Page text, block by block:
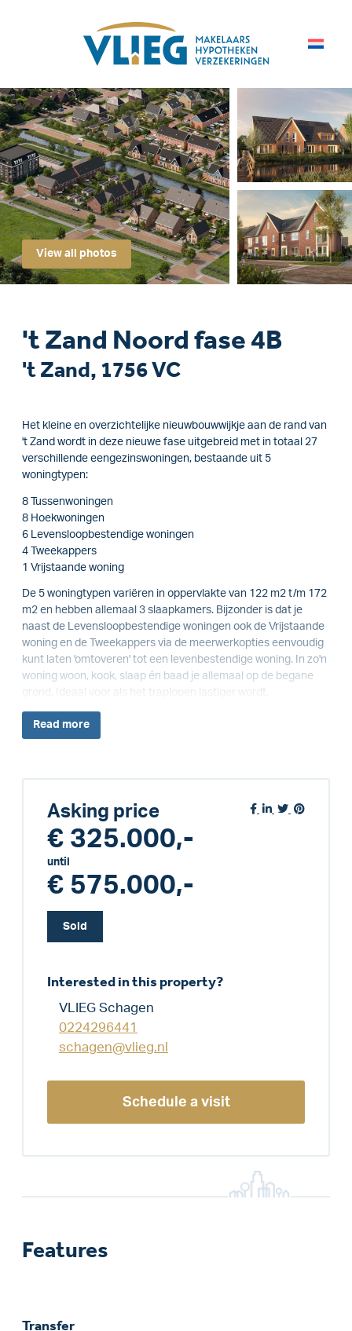
View all photos
't Zand Noord fase 4B
't Zand, 1756 VC
Het kleine en overzichtelijke nieuwbouwwijkje aan de rand van
't Zand wordt in deze nieuwe fase uitgebreid met in totaal 27
verschillende eengezinswoningen, bestaande uit 5
woningtypen:
8 Tussenwoningen
8 Hoekwoningen
6 Levensloopbestendige woningen
4 Tweekappers
1 Vrijstaande woning
De 5 woningtypen variëren in oppervlakte van 122 m2 t/m 172
m2 en hebben allemaal 3 slaapkamers. Bijzonder is dat je
naast de Levensloopbestendige woningen ook de Vrijstaande
woning en de Tweekappers via de meerwerkopties eenvoudig
kunt laten 'omtoveren' tot een levenbestendige woning. In zo'n
woning woon, kook, slaap én baad je allemaal op de begane
grond. Ideaal voor als het traplopen lastiger wordt.
Read more
Asking price
€ 325.000,-
until
€ 575.000,-
Sold
Interested in this property?
VLIEG Schagen
0224296441
schagen@vlieg.nl
Schedule a visit
Features
Transfer